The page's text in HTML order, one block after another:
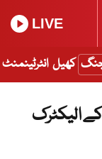
LIVE
جنگ کھیل انٹرٹینمنٹ
الیکٹرک